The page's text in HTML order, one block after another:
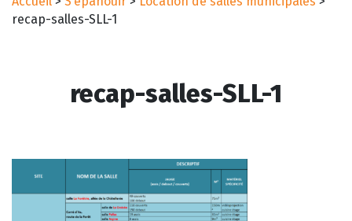
recap-salles-SLL-1
recap-salles-SLL-1